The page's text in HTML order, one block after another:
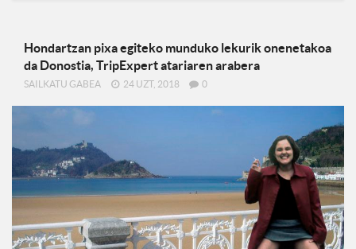
Hondartzan pixa egiteko munduko lekurik onenetakoa
da Donostia, TripExpert atariaren arabera
SAILKATU GABEA 24 UZT, 2018 0